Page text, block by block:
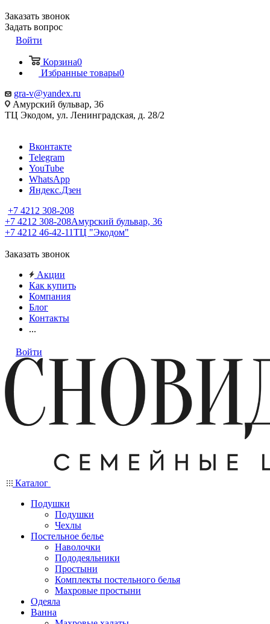
Заказать звонок
Задать вопрос
Войти
Корзина0
Избранные товары0
gra-v@yandex.ru
Амурский бульвар, 36
ТЦ Экодом, ул. Ленинградская, д. 28/2
Вконтакте
Telegram
YouTube
WhatsApp
Яндекс.Дзен
+7 4212 308-208
+7 4212 308-208Амурский бульвар, 36
+7 4212 46-42-11ТЦ "Экодом"
Заказать звонок
Акции
Как купить
Компания
Блог
Контакты
...
Войти
Каталог
Подушки
Подушки
Чехлы
Постельное белье
Наволочки
Пододеяльники
Простыни
Комплекты постельного белья
Махровые простыни
Одеяла
Ванна